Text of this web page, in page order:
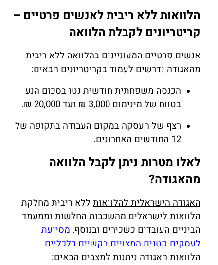
הלוואות ללא ריבית לאנשים פרטיים –
קריטריונים לקבלת הלוואה
אנשים פרטיים המעוניינים בהלוואה ללא ריבית
מהאגודה נדרשים לעמוד בקריטריונים הבאים:
הכנסה משפחתית חודשית נטו בסכום הנע
בטווח של מינימום 3,000 ₪ ועד 20,000 ₪.
רצף של העסקה במקום העבודה בתקופה של
12 החודשים האחרונים.
לאלו מטרות ניתן לקבל הלוואה
מהאגודה?
האגודה הישראלית להלוואות ללא ריבית מחלקת
הלוואות לישראלים מהשכבות החלשות וממעמד
הביניים העובדים כשכירים ובנוסף, מסייעת
לעסקים קטנים המצויים בקשיים כלכליים.
הלוואות האגודה ניתנות למצבים הבאים: